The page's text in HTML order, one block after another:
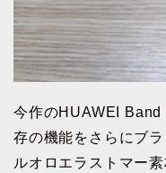
今作のHUAWEI Band
存の機能をさらにブ
ルオロエラストマー